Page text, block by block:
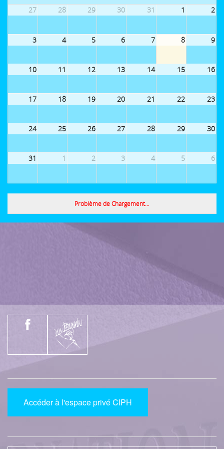
27 28 29 30 31 1 2
3 4 5 6 7 8 9
10 11 12 13 14 15 16
17 18 19 20 21 22 23
24 25 26 27 28 29 30
31 1 2 3 4 5 6
Problème de Chargement…
Accéder à l'espace privé CIPH